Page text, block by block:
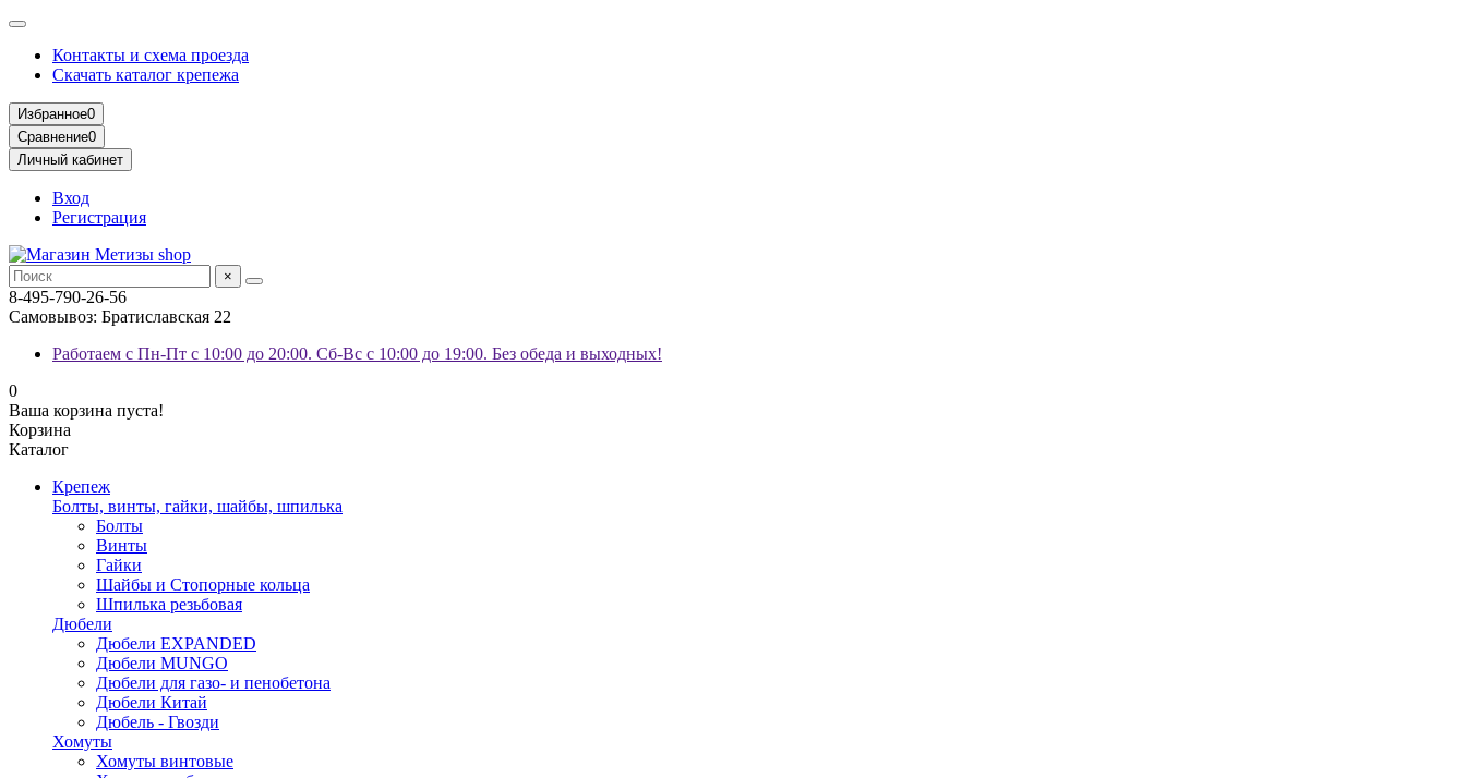
Контакты и схема проезда
Скачать каталог крепежа
Избранное0
Сравнение0
Личный кабинет
Вход
Регистрация
×
8-495-790-26-56
Самовывоз: Братиславская 22
Работаем с Пн-Пт с 10:00 до 20:00. Сб-Вс с 10:00 до 19:00. Без обеда и выходных!
0
Ваша корзина пуста!
Корзина
Каталог
Крепеж
Болты, винты, гайки, шайбы, шпилька
Болты
Винты
Гайки
Шайбы и Стопорные кольца
Шпилька резьбовая
Дюбели
Дюбели EXPANDED
Дюбели MUNGO
Дюбели для газо- и пенобетона
Дюбели Китай
Дюбель - Гвозди
Хомуты
Хомуты винтовые